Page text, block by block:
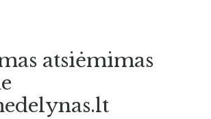
atsiėmimas